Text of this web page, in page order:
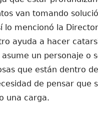
van tomando
lo mencionó la
ayuda a hacer
asume un personaje o
que están dentro
de pensar que
una carga.